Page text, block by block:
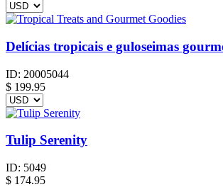
Delícias tropicais e guloseimas
ID: 20005044
$ 199.95
Tulip Serenity
ID: 5049
$ 174.95